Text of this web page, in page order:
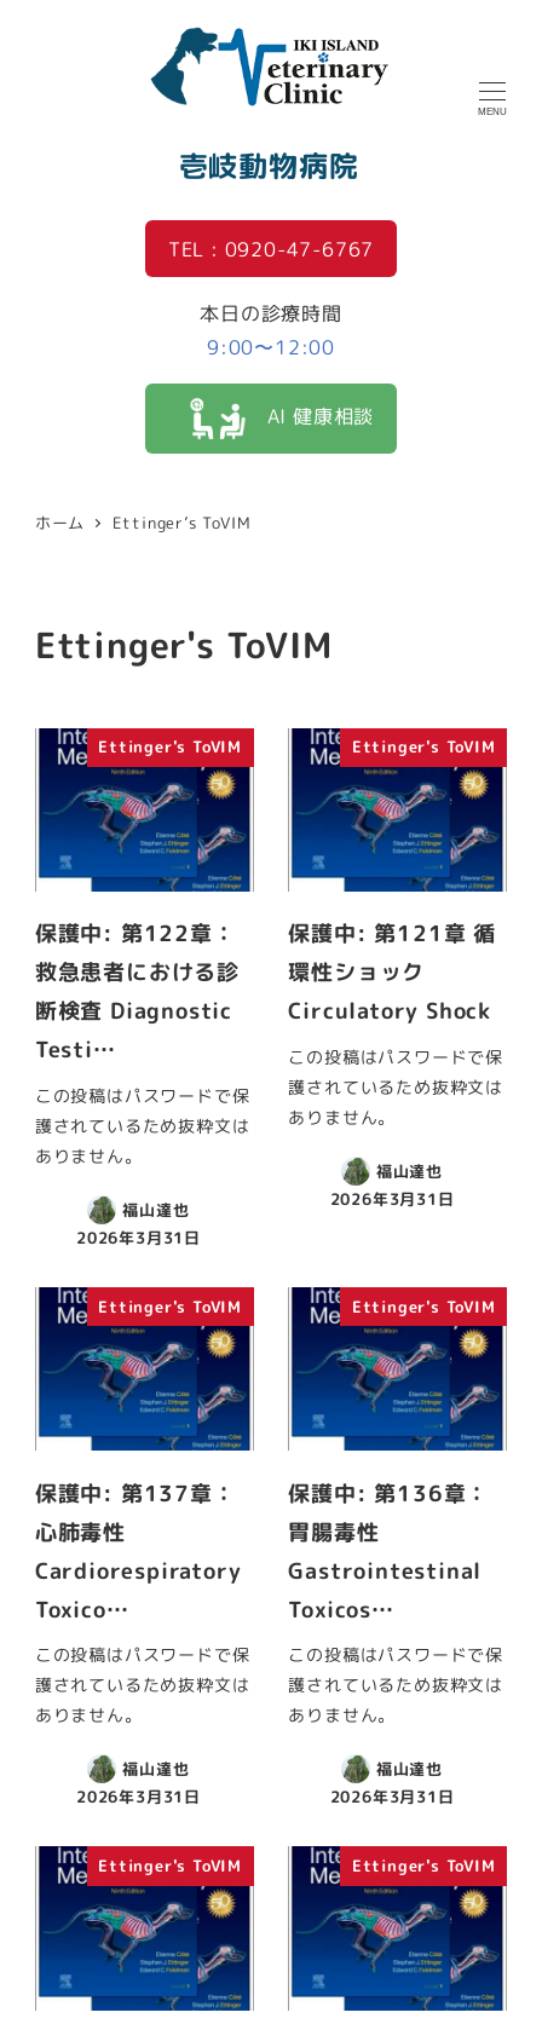
壱岐動物病院
MENU
TEL : 0920-47-6767
本日の診療時間
9:00〜12:00
AI 健康相談
ホーム Ettinger’s ToVIM
Ettinger's ToVIM
Ettinger's ToVIM
保護中: 第122章：
救急患者における診
断検査 Diagnostic
Testi…
この投稿はパスワードで保
護されているため抜粋文は
ありません。
福山達也
2026年3月31日
Ettinger's ToVIM
保護中: 第121章 循
環性ショック
Circulatory Shock
この投稿はパスワードで保
護されているため抜粋文は
ありません。
福山達也
2026年3月31日
Ettinger's ToVIM
保護中: 第137章：
心肺毒性
Cardiorespiratory
Toxico…
この投稿はパスワードで保
護されているため抜粋文は
ありません。
福山達也
2026年3月31日
Ettinger's ToVIM
保護中: 第136章：
胃腸毒性
Gastrointestinal
Toxicos…
この投稿はパスワードで保
護されているため抜粋文は
ありません。
福山達也
2026年3月31日
Ettinger's ToVIM Ettinger's ToVIM